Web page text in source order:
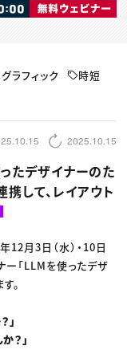
ディア
ラフィック
時短
2025.10.15
たデザイナーのた
して、レイアウト
12月3日（水）・10日
ー「LLMを使ったデザ
。
」
？」